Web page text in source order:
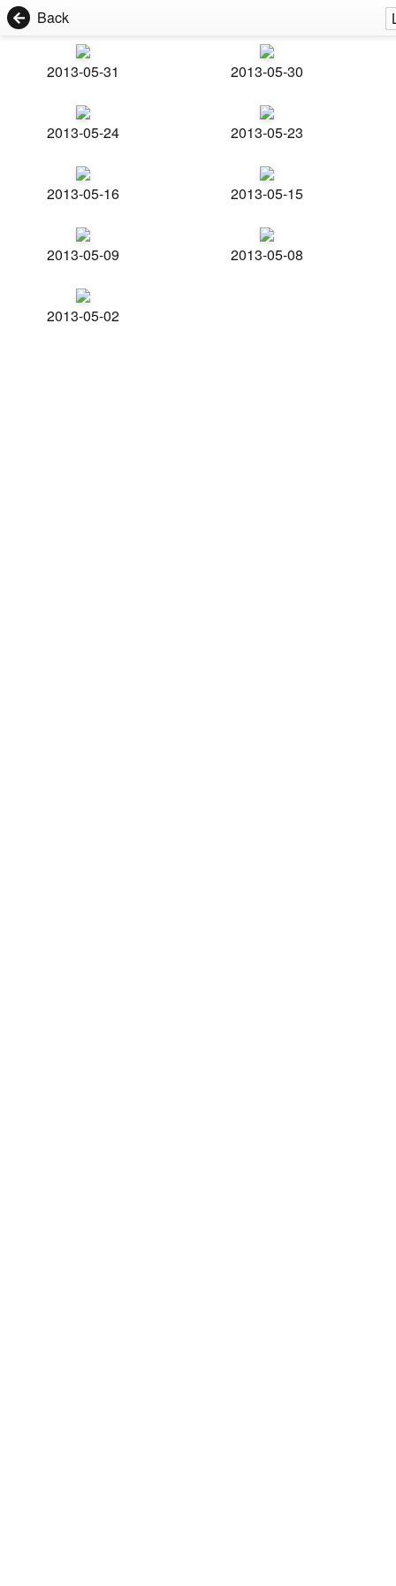
Back
2013-05-31 2013-05-30
2013-05-24 2013-05-23
2013-05-16 2013-05-15
2013-05-09 2013-05-08
2013-05-02